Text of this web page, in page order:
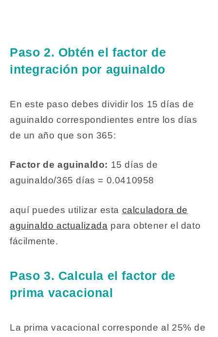
Paso 2. Obtén el factor de
integración por aguinaldo
En este paso debes dividir los 15 días de
aguinaldo correspondientes entre los días
de un año que son 365:
Factor de aguinaldo: 15 días de
aguinaldo/365 días = 0.0410958
aquí puedes utilizar esta calculadora de
aguinaldo actualizada para obtener el dato
fácilmente.
Paso 3. Calcula el factor de
prima vacacional
La prima vacacional corresponde al 25% de